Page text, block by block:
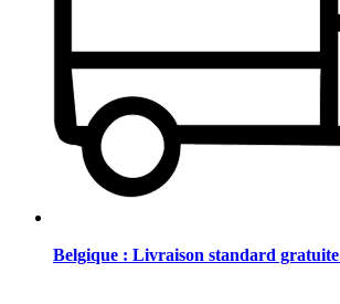
Belgique : Livraison standard gratuite